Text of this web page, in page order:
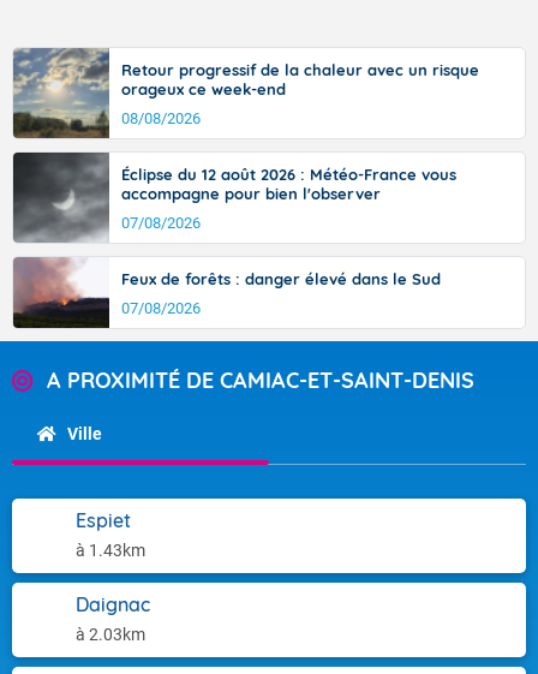
Retour progressif de la chaleur avec un risque
orageux ce week-end
08/08/2026
Éclipse du 12 août 2026 : Météo-France vous
accompagne pour bien l'observer
07/08/2026
Feux de forêts : danger élevé dans le Sud
07/08/2026
A PROXIMITÉ DE CAMIAC-ET-SAINT-DENIS
Ville
Espiet
à 1.43km
Daignac
à 2.03km